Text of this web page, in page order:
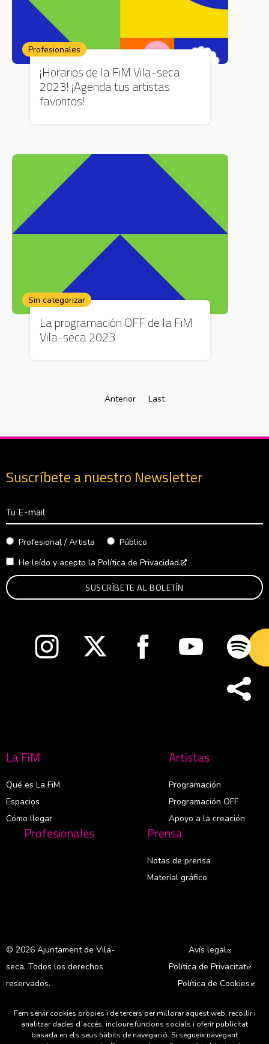
Profesionales
¡Horarios de la FiM Vila-seca
2023! ¡Agenda tus artistas
favoritos!
Sin categorizar
La programación OFF de la FiM
Vila-seca 2023
Anterior Last
Suscríbete a nuestro Newsletter
Correo Electrónico
Profesional / Artista
Público
He leído y acepto la Política de Privacidad.
Abre en nueva ventanaAbre en nueva ventanaAbre en nueva ventana
Abre en nueva
La FiM
Qué es La FiM
Espacios
Cómo llegar
Artistas
Programación
Programación OFF
Apoyo a la creación
Profesionales Prensa
Notas de prensa
Material gráfico
© 2026 Ajuntament de Vila-
seca. Todos los derechos
reservados.
Avís legal
Política de Privacitat
Política de Cookies
Fem servir cookies pròpies i de tercers per millorar aquest web, recollir i
analitzar dades d´accés, incloure funcions socials i oferir publicitat
basada en els seus hàbits de navegació. Si segueix navegant